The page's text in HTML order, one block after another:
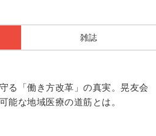
雑誌
る「働き方改革」の真実。晃友会
能な地域医療の道筋とは。